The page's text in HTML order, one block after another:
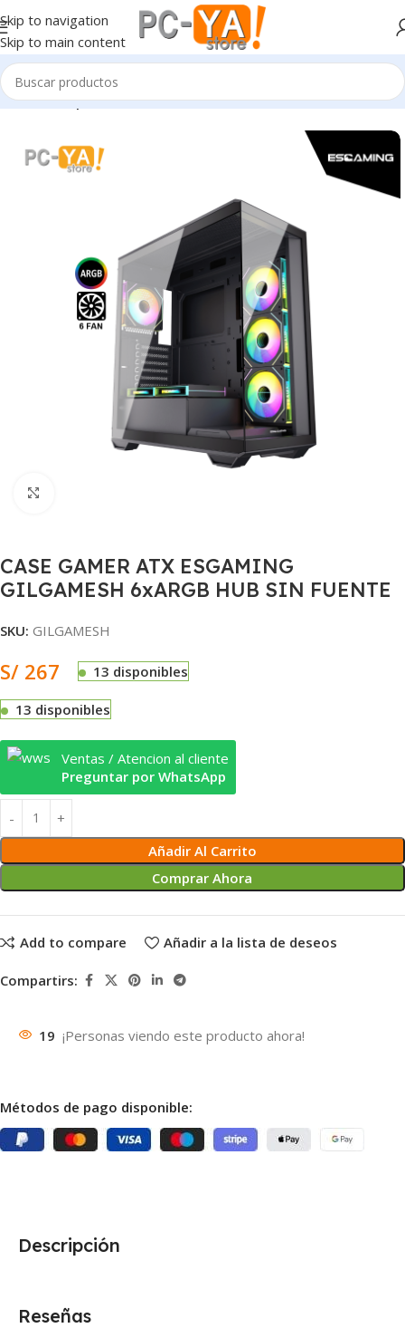
Skip to navigation
Skip to main content
Inicio Componentes
CASE GAMER ATX ESGAMING
GILGAMESH 6xARGB HUB SIN FUENTE
SKU: GILGAMESH
S/ 267 13 disponibles
13 disponibles
Ventas / Atencion al cliente
Preguntar por WhatsApp
Añadir Al Carrito
Comprar Ahora
Add to compare Añadir a la lista de deseos
Compartirs:
19 ¡Personas viendo este producto ahora!
Métodos de pago disponible:
Descripción
Reseñas